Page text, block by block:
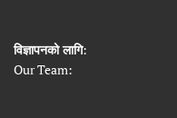
विज्ञापनको लागि:
Our Team: